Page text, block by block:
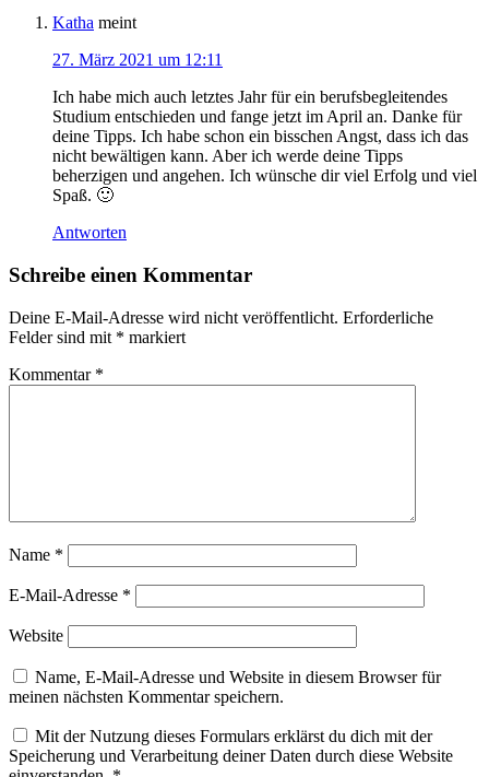
Katha meint
27. März 2021 um 12:11
Ich habe mich auch letztes Jahr für ein berufsbegleitendes
Studium entschieden und fange jetzt im April an. Danke für
deine Tipps. Ich habe schon ein bisschen Angst, dass ich das
nicht bewältigen kann. Aber ich werde deine Tipps
beherzigen und angehen. Ich wünsche dir viel Erfolg und viel
Spaß. 🙂
Antworten
Schreibe einen Kommentar
Deine E-Mail-Adresse wird nicht veröffentlicht. Erforderliche
Felder sind mit * markiert
Kommentar *
Name *
E-Mail-Adresse *
Website
Name, E-Mail-Adresse und Website in diesem Browser für
meinen nächsten Kommentar speichern.
Mit der Nutzung dieses Formulars erklärst du dich mit der
Speicherung und Verarbeitung deiner Daten durch diese Website